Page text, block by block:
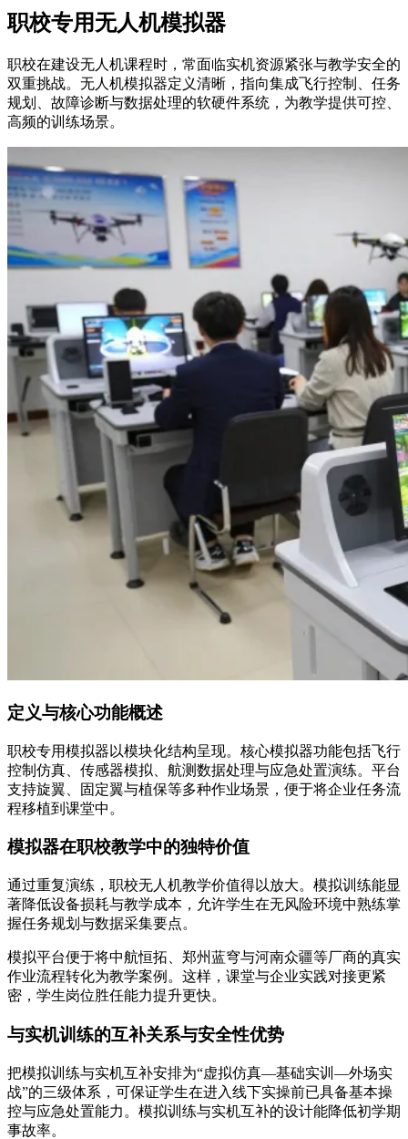
职校专用无人机模拟器
职校在建设无人机课程时，常面临实机资源紧张与教学安全的
双重挑战。无人机模拟器定义清晰，指向集成飞行控制、任务
规划、故障诊断与数据处理的软硬件系统，为教学提供可控、
高频的训练场景。
定义与核心功能概述
职校专用模拟器以模块化结构呈现。核心模拟器功能包括飞行
控制仿真、传感器模拟、航测数据处理与应急处置演练。平台
支持旋翼、固定翼与植保等多种作业场景，便于将企业任务流
程移植到课堂中。
模拟器在职校教学中的独特价值
通过重复演练，职校无人机教学价值得以放大。模拟训练能显
著降低设备损耗与教学成本，允许学生在无风险环境中熟练掌
握任务规划与数据采集要点。
模拟平台便于将中航恒拓、郑州蓝穹与河南众疆等厂商的真实
作业流程转化为教学案例。这样，课堂与企业实践对接更紧
密，学生岗位胜任能力提升更快。
与实机训练的互补关系与安全性优势
把模拟训练与实机互补安排为“虚拟仿真—基础实训—外场实
战”的三级体系，可保证学生在进入线下实操前已具备基本操
控与应急处置能力。模拟训练与实机互补的设计能降低初学期
事故率。